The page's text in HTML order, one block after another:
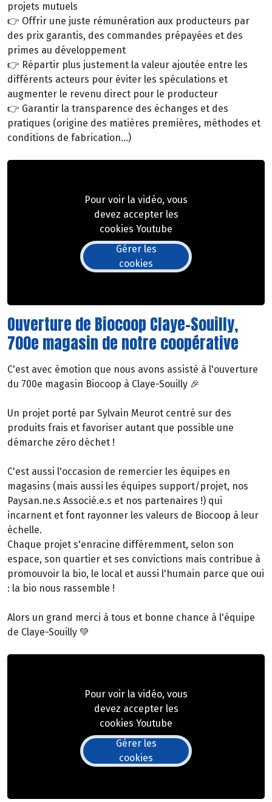
projets mutuels
👉 Offrir une juste rémunération aux producteurs par
des prix garantis, des commandes prépayées et des
primes au développement
👉 Répartir plus justement la valeur ajoutée entre les
différents acteurs pour éviter les spéculations et
augmenter le revenu direct pour le producteur
👉 Garantir la transparence des échanges et des
pratiques (origine des matières premières, méthodes et
conditions de fabrication…)
Pour voir la vidéo, vous
devez accepter les
cookies Youtube
Gérer les
cookies
Ouverture de Biocoop Claye-Souilly,
700e magasin de notre coopérative
C'est avec émotion que nous avons assisté à l'ouverture
du 700e magasin Biocoop à Claye-Souilly 🎉
Un projet porté par Sylvain Meurot centré sur des
produits frais et favoriser autant que possible une
démarche zéro déchet !
C'est aussi l'occasion de remercier les équipes en
magasins (mais aussi les équipes support/projet, nos
Paysan.ne.s Associé.e.s et nos partenaires !) qui
incarnent et font rayonner les valeurs de Biocoop à leur
échelle.
Chaque projet s'enracine différemment, selon son
espace, son quartier et ses convictions mais contribue à
promouvoir la bio, le local et aussi l'humain parce que oui
: la bio nous rassemble !
Alors un grand merci à tous et bonne chance à l'équipe
de Claye-Souilly 💚
Pour voir la vidéo, vous
devez accepter les
cookies Youtube
Gérer les
cookies